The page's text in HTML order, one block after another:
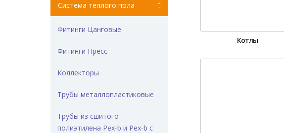
Система теплого пола
Фитинги Цанговые
Фитинги Пресс
Коллекторы
Трубы металлопластиковые
Трубы из сшитого
полиэтилена Pex-b и Pex-b с
Котлы